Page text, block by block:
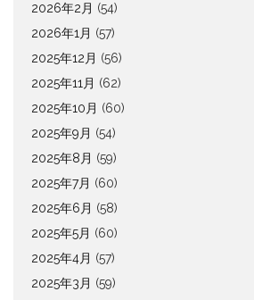
2026年2月 (54)
2026年1月 (57)
2025年12月 (56)
2025年11月 (62)
2025年10月 (60)
2025年9月 (54)
2025年8月 (59)
2025年7月 (60)
2025年6月 (58)
2025年5月 (60)
2025年4月 (57)
2025年3月 (59)